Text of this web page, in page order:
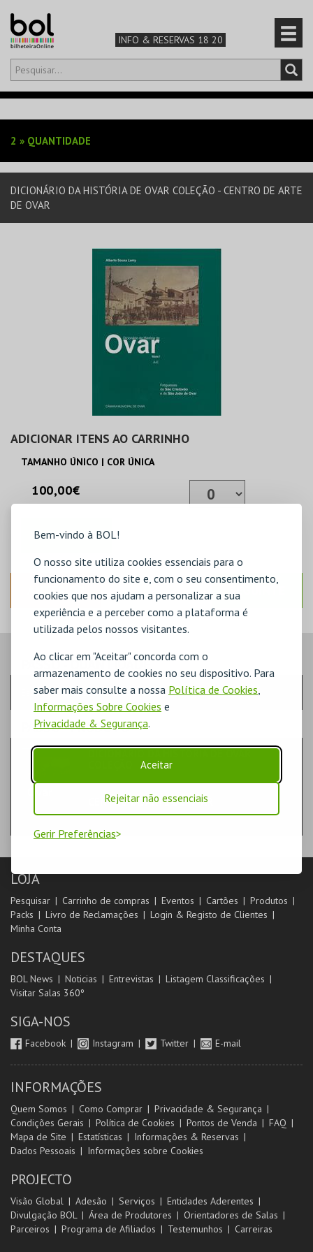
Bem-vindo à BOL!
O nosso site utiliza cookies essenciais para o
funcionamento do site e, com o seu consentimento,
cookies que nos ajudam a personalizar a sua
experiência e a perceber como a plataforma é
utilizada pelos nossos visitantes.
Ao clicar em "Aceitar" concorda com o
armazenamento de cookies no seu dispositivo. Para
saber mais consulte a nossa Política de Cookies
Informações Sobre Cookies e
Privacidade & Segurança.
Aceitar
Rejeitar não essenciais
Gerir Preferências
INFO & RESERVAS 18 20
Olá,iniciar sessão
TEATRO & ARTE
MÚSICA & FESTIVAIS
DESPORTO & AVENTURA
2 » QUANTIDADE
DICIONÁRIO DA HISTÓRIA DE OVAR COLEÇÃO - CENTRO DE ARTE
DE OVAR
ADICIONAR ITENS AO CARRINHO
TAMANHO ÚNICO | COR ÚNICA
100,00€
ADICIONAR
ANTERIOR SEGUINTE
PASSO- QUANTIDADE
Escolha a quantidade e os produtos desejados
PASSO- PRODUTO
CENTRO DE ARTE DE OVAR
LOJA
Pesquisar Carrinho de compras Eventos Cartões
Produtos
Packs
Livro de Reclamações
Login & Registo de Clientes
Minha Conta
DESTAQUES
BOL News Noticias Entrevistas
Listagem Classificações
Visitar Salas 360º
SIGA-NOS
Facebook Instagram Twitter E-mail
INFORMAÇÕES
Quem Somos Como Comprar
Privacidade & Segurança
Condições Gerais
Política de Cookies Pontos de Venda
FAQ
Mapa de Site
Estatísticas
Informações & Reservas
Dados Pessoais
Informações sobre Cookies
PROJECTO
Visão Global Adesão Serviços
Entidades Aderentes
Divulgação BOL
Área de Produtores
Orientadores de Salas
Parceiros
Programa de Afiliados Testemunhos Carreiras